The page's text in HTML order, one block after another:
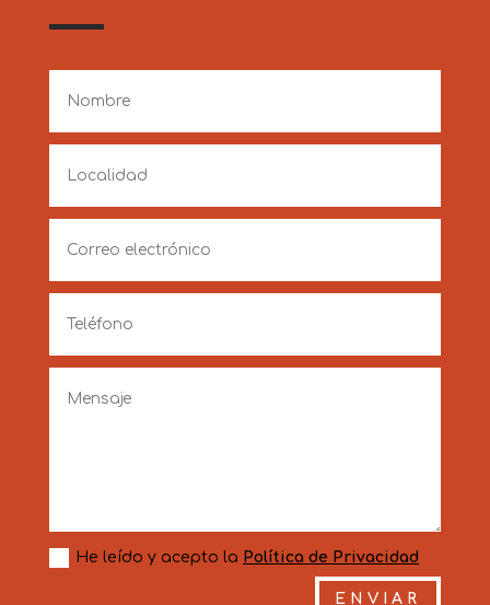
He leído y acepto la Política de Privacidad
ENVIAR